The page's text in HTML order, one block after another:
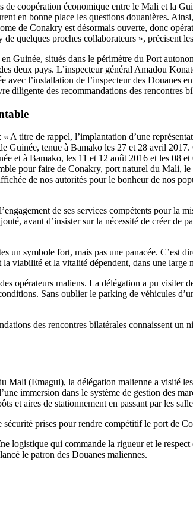
de coopération économique entre le Mali et la
en bonne place les questions douanières.
de Conakry est désormais ouverte, donc
quelques proches collaborateurs », précisent
Guinée, situés dans le périmètre du Port
deux pays. L’inspecteur général Amadou
l’installation de l’inspecteur des Douanes
diligente des recommandations des rencontres
titre de rappel, l’implantation d’une
tenue à Bamako les 27 et 28 avril
et à Bamako, les 11 et 12 août 2016 et les 08
pour faire de Conakry, port naturel du Mali,
de nos autorités pour le bonheur de nos
de ses services compétents pour la
avant d’insister sur la nécessité de créer de
un symbole fort, mais pas une panacée. C’est
viabilité et la vitalité dépendent, dans une large
opérateurs maliens. La délégation a pu visiter
Sans oublier le parking de véhicules
des rencontres bilatérales connaissent
Mali (Emagui), la délégation malienne a visité
immersion dans le système de gestion des
et aires de stationnement en passant par les
prises pour rendre compétitif le port de
logistique qui commande la rigueur et le
le patron des Douanes maliennes.